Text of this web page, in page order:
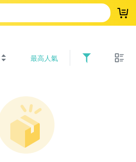
登
最高人氣